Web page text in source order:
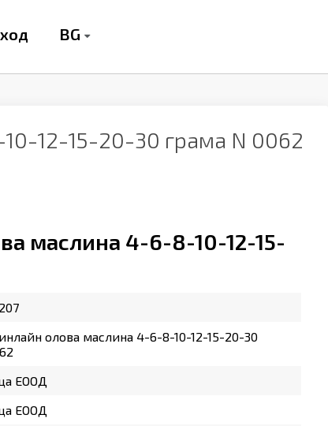
BG
12-15-20-30 грама N 0062
маслина 4-6-8-10-12-15-
олова маслина 4-6-8-10-12-15-20-30
ЕООД
ЕООД